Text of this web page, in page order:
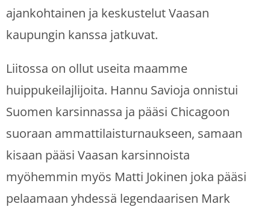
ajankohtainen ja keskustelut Vaasan
kaupungin kanssa jatkuvat.
Liitossa on ollut useita maamme
huippukeilajlijoita. Hannu Savioja onnistui
Suomen karsinnassa ja pääsi Chicagoon
suoraan ammattilaisturnaukseen, samaan
kisaan pääsi Vaasan karsinnoista
myöhemmin myös Matti Jokinen joka pääsi
pelaamaan yhdessä legendaarisen Mark